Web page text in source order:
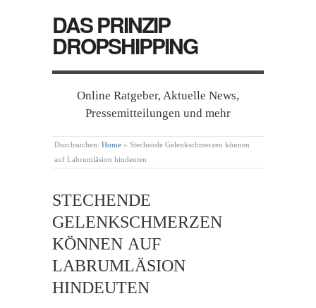
DAS PRINZIP
DROPSHIPPING
Online Ratgeber, Aktuelle News,
Pressemitteilungen und mehr
Durchsuchen: Home » Stechende Gelenkschmerzen können
auf Labrumläsion hindeuten
STECHENDE
GELENKSCHMERZEN
KÖNNEN AUF
LABRUMLÄSION
HINDEUTEN